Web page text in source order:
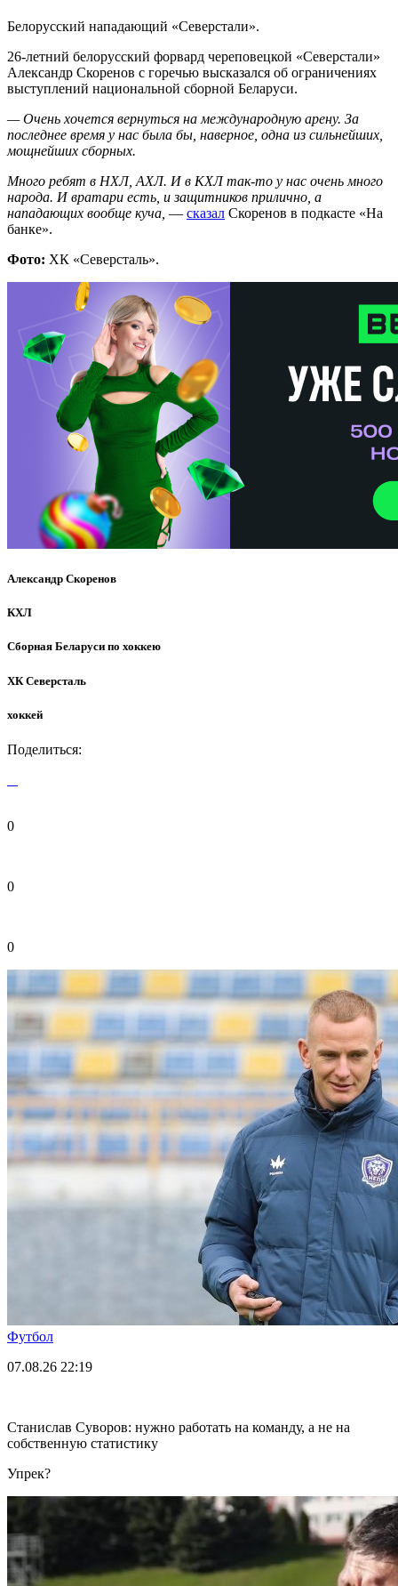
Белорусский нападающий «Северстали».
26-летний белорусский форвард череповецкой «Северстали»
Александр Скоренов с горечью высказался об ограничениях
выступлений национальной сборной Беларуси.
— Очень хочется вернуться на международную арену. За
последнее время у нас была бы, наверное, одна из сильнейших,
мощнейших сборных.
Много ребят в НХЛ, АХЛ. И в КХЛ так-то у нас очень много
народа. И вратари есть, и защитников прилично, а
нападающих вообще куча, — сказал Скоренов в подкасте «На
банке».
Фото: ХК «Северсталь».
Александр Скоренов
КХЛ
Сборная Беларуси по хоккею
ХК Северсталь
хоккей
Поделиться:
0
0
0
Футбол
07.08.26 22:19
Станислав Суворов: нужно работать на команду, а не на
собственную статистику
Упрек?